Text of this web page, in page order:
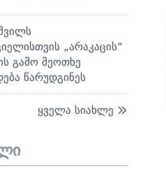
„არაკაცის“
გამო მეოთხე
წარუდგინეს
ყველა სიახლე